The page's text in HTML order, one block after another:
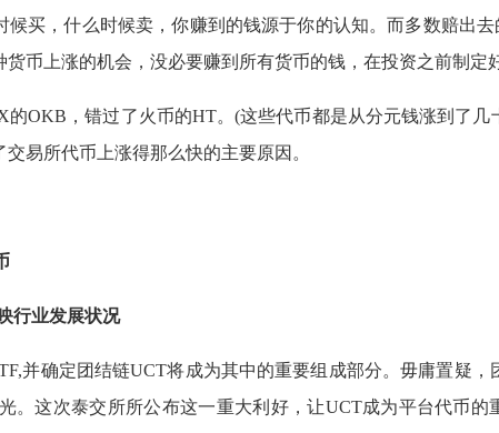
，什么时候卖，你赚到的钱源于你的认知。而多数赔出
币上涨的机会，没必要赚到所有货币的钱，在投资之前制
，错过了火币的HT。(这些代币都是从分元钱涨到了几
易所代币上涨得那么快的主要原因。
行业发展状况
确定团结链UCT将成为其中的重要组成部分。毋庸置疑，
。这次泰交所所公布这一重大利好，让UCT成为平台代币